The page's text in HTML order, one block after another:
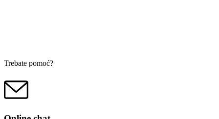
Trebate pomoć?